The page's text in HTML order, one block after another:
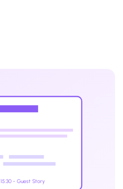
15:30 - Guest Story